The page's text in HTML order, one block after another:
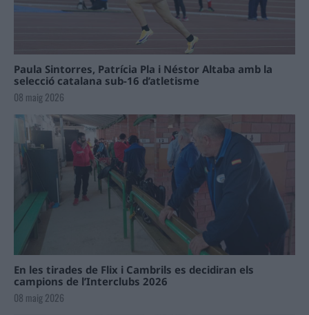
Paula Sintorres, Patrícia Pla i Néstor Altaba amb la
selecció catalana sub-16 d’atletisme
08 maig 2026
En les tirades de Flix i Cambrils es decidiran els
campions de l’Interclubs 2026
08 maig 2026